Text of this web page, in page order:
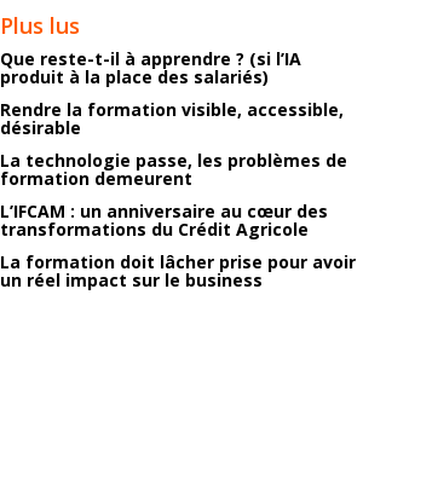
Plus lus
Que reste-t-il à apprendre ? (si l’IA
produit à la place des salariés)
Rendre la formation visible, accessible,
désirable
La technologie passe, les problèmes de
formation demeurent
L’IFCAM : un anniversaire au cœur des
transformations du Crédit Agricole
La formation doit lâcher prise pour avoir
un réel impact sur le business